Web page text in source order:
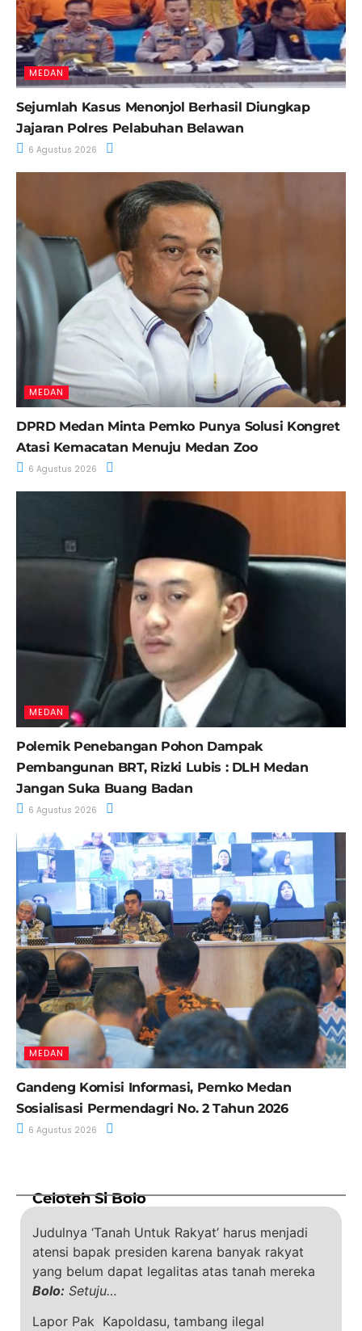
MEDAN
Sejumlah Kasus Menonjol Berhasil Diungkap
Jajaran Polres Pelabuhan Belawan
6 Agustus 2026
MEDAN
DPRD Medan Minta Pemko Punya Solusi Kongret
Atasi Kemacatan Menuju Medan Zoo
6 Agustus 2026
MEDAN
Polemik Penebangan Pohon Dampak
Pembangunan BRT, Rizki Lubis : DLH Medan
Jangan Suka Buang Badan
6 Agustus 2026
MEDAN
Gandeng Komisi Informasi, Pemko Medan
Sosialisasi Permendagri No. 2 Tahun 2026
6 Agustus 2026
Celoteh Si Bolo
Judulnya ‘Tanah Untuk Rakyat’ harus menjadi
atensi bapak presiden karena banyak rakyat
yang belum dapat legalitas atas tanah mereka
Bolo: Setuju…
Lapor Pak Kapoldasu, tambang ilegal